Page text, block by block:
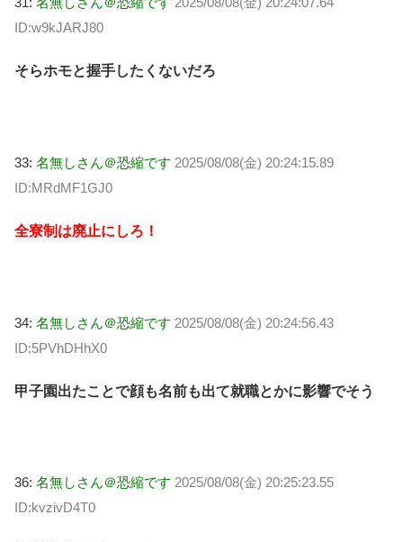
ID:w9kJARJ80
そらホモと握手したくないだろ
33: 名無しさん＠恐縮です 2025/08/08(金) 20:24:15.89
ID:MRdMF1GJ0
全寮制は廃止にしろ！
34: 名無しさん＠恐縮です 2025/08/08(金) 20:24:56.43
ID:5PVhDHhX0
甲子園出たことで顔も名前も出て就職とかに影響でそう
36: 名無しさん＠恐縮です 2025/08/08(金) 20:25:23.55
ID:kvzivD4T0